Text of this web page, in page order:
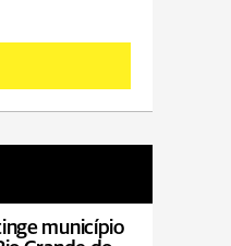
município